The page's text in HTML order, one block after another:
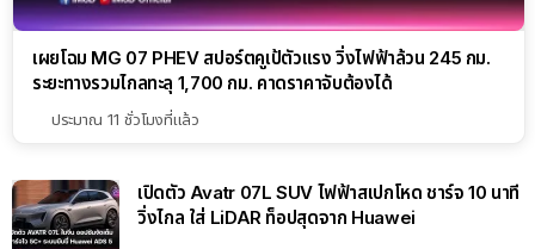
เผยโฉม MG 07 PHEV สปอร์ตคูเป้ตัวแรง วิ่งไฟฟ้าล้วน 245 กม.
ระยะทางรวมไกลทะลุ 1,700 กม. คาดราคาจับต้องได้
ประมาณ 11 ชั่วโมงที่แล้ว
เปิดตัว Avatr 07L SUV ไฟฟ้าสเปกโหด ชาร์จ 10 นาที
วิ่งไกล ใส่ LiDAR ท็อปสุดจาก Huawei